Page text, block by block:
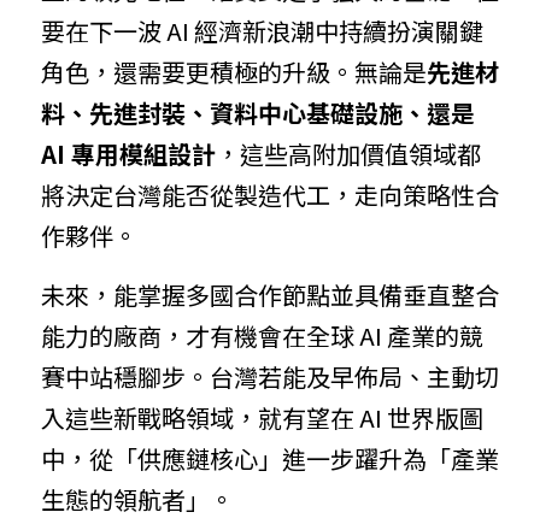
要在下一波 AI 經濟新浪潮中持續扮演關鍵
角色，還需要更積極的升級。無論是先進材
料、先進封裝、資料中心基礎設施、還是
AI 專用模組設計 ，這些高附加價值領域都
將決定台灣能否從製造代工，走向策略性合
作夥伴。
未來，能掌握多國合作節點並具備垂直整合
能力的廠商，才有機會在全球 AI 產業的競
賽中站穩腳步。台灣若能及早佈局、主動切
入這些新戰略領域，就有望在 AI 世界版圖
中，從「供應鏈核心」進一步躍升為「產業
生態的領航者」。